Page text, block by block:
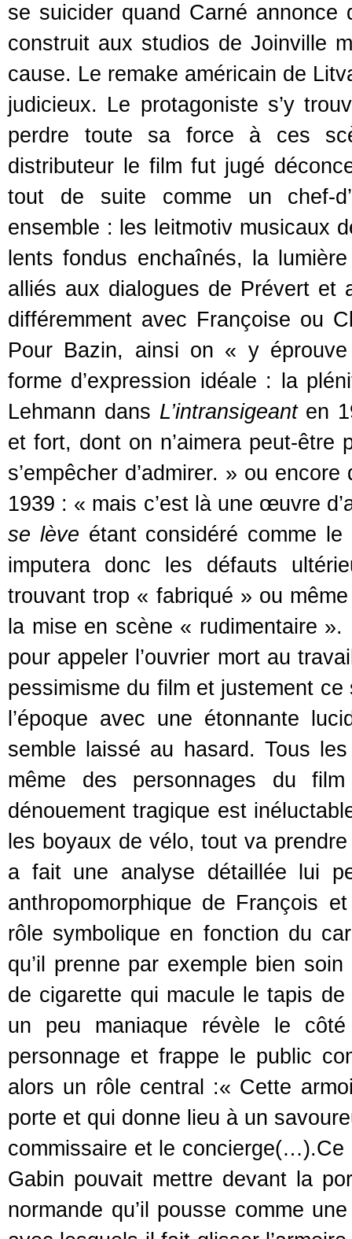
se suicider quand Carné
construit aux studios de Joinville
cause. Le remake américain de
judicieux. Le protagoniste s’y
perdre toute sa force à ces
distributeur le film fut jugé
tout de suite comme un chef-
ensemble : les leitmotiv musicaux
lents fondus enchaînés, la
alliés aux dialogues de Prévert et
différemment avec Françoise ou
Pour Bazin, ainsi on « y éprouve
forme d’expression idéale : la
Lehmann dans L’intransigeanten
et fort, dont on n’aimera peut-être
s’empêcher d’admirer. » ou
1939 : « mais c’est là une œuvre
se lève étant considéré comme
imputera donc les défauts
trouvant trop « fabriqué » ou
la mise en scène « rudimentaire
pour appeler l’ouvrier mort au
pessimisme du film et justement ce
l’époque avec une étonnante
semble laissé au hasard. Tous
même des personnages du
dénouement tragique est
les boyaux de vélo, tout va
a fait une analyse détaillée lui
anthropomorphique de François
rôle symbolique en fonction du
qu’il prenne par exemple bien
de cigarette qui macule le tapis
un peu maniaque révèle le
personnage et frappe le public
alors un rôle central :« Cette
porte et qui donne lieu à un
commissaire et le concierge(…).Ce
Gabin pouvait mettre devant la
normande qu’il pousse comme